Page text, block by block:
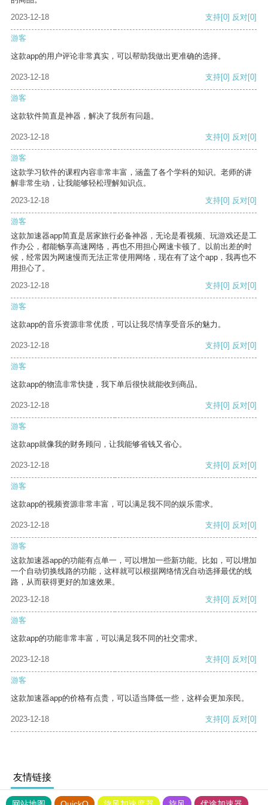
2023-12-18
支持[0] 反对[0]
游客
这款app的用户评论非常真实，可以帮助我做出更准确的选择。
2023-12-18 支持[0] 反对[0]
游客
这款软件简直是神器，解决了我所有问题。
2023-12-18 支持[0] 反对[0]
游客
这款学习软件的课程内容非常丰富，涵盖了各个学科的知识。老师的讲
解非常生动，让我能够轻松理解知识点。
2023-12-18
支持[0] 反对[0]
游客
这款加速器app简直是居家旅行必备神器，无论是看视频、玩游戏还是工
作办公，都能畅享高速网络，再也不用担心网速卡顿了。以前出差的时
候，经常因为网速慢而无法正常使用网络，现在有了这个app，我再也不
用担心了。
2023-12-18
支持[0] 反对[0]
游客
这款app的音乐资源非常优质，可以让我尽情享受音乐的魅力。
2023-12-18 支持[0] 反对[0]
游客
这款app的物流非常快捷，我下单后很快就能收到商品。
2023-12-18 支持[0] 反对[0]
游客
这款app就像我的财务顾问，让我能够省钱又省心。
2023-12-18 支持[0] 反对[0]
游客
这款app的视频资源非常丰富，可以满足我不同的娱乐需求。
2023-12-18 支持[0] 反对[0]
游客
这款加速器app的功能有点单一，可以增加一些新功能。比如，可以增加
一个自动切换线路的功能，这样就可以根据网络情况自动选择最优的线
路，从而获得更好的加速效果。
2023-12-18
支持[0] 反对[0]
游客
这款app的功能非常丰富，可以满足我不同的社交需求。
2023-12-18 支持[0] 反对[0]
游客
这款加速器app的价格有点贵，可以适当降低一些，这样会更加亲民。
2023-12-18 支持[0] 反对[0]
友情链接